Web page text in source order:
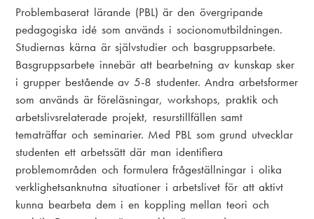
Problembaserat lärande (PBL) är den övergripande
pedagogiska idé som används i socionomutbildningen.
Studiernas kärna är självstudier och basgruppsarbete.
Basgruppsarbete innebär att bearbetning av kunskap sker
i grupper bestående av 5-8 studenter. Andra arbetsformer
som används är föreläsningar, workshops, praktik och
arbetslivsrelaterade projekt, resurstillfällen samt
tematräffar och seminarier. Med PBL som grund utvecklar
studenten ett arbetssätt där man identifiera
problemområden och formulera frågeställningar i olika
verklighetsanknutna situationer i arbetslivet för att aktivt
kunna bearbeta dem i en koppling mellan teori och